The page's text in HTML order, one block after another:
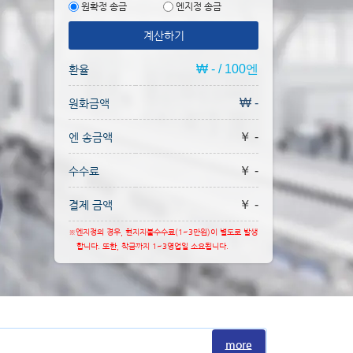
원확정 송금 엔지정 송금
계산하기
환율 ₩ - / 100엔
원화금액 ₩ -
엔 송금액 ￥ -
수수료 ￥ -
결제 금액 ￥ -
※엔지정의 경우, 현지지불수수료(1~3만원)이 별도로 발생
합니다. 또한, 착금까지 1~3영업일 소요됩니다.
more